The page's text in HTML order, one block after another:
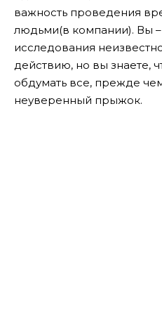
важность проведения
людьми(в компании). Вы
исследования
действию, но вы знаете,
обдумать все, прежде
неуверенный прыжок.